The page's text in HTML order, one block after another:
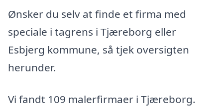
Ønsker du selv at finde et firma med
speciale i tagrens i Tjæreborg eller
Esbjerg kommune, så tjek oversigten
herunder.
Vi fandt 109 malerfirmaer i Tjæreborg.